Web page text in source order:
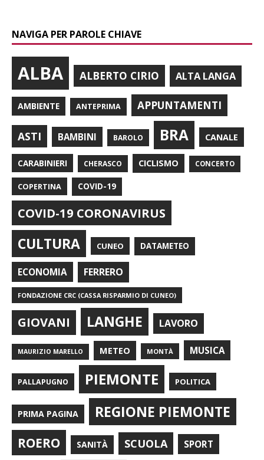
NAVIGA PER PAROLE CHIAVE
ALBA ALBERTO CIRIO ALTA LANGA
AMBIENTE ANTEPRIMA APPUNTAMENTI
ASTI BAMBINI BAROLO BRA CANALE
CARABINIERI CHERASCO CICLISMO CONCERTO
COPERTINA COVID-19
COVID-19 CORONAVIRUS
CULTURA CUNEO DATAMETEO
ECONOMIA FERRERO
FONDAZIONE CRC (CASSA RISPARMIO DI CUNEO)
GIOVANI LANGHE LAVORO
MAURIZIO MARELLO METEO MONTÀ MUSICA
PALLAPUGNO PIEMONTE POLITICA
PRIMA PAGINA REGIONE PIEMONTE
ROERO SANITÀ SCUOLA SPORT